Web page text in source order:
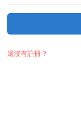
還沒有註冊？